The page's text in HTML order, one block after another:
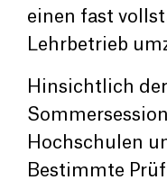
einen fast
Lehrbetrieb
Hinsichtlich
Hochschulen
Bestimmte